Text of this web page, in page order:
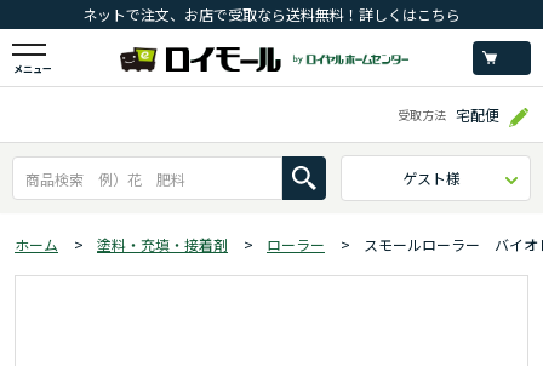
ネットで注文、お店で受取なら送料無料！詳しくはこちら
メニュー
受取方法 宅配便
ゲスト様
ホーム > 塗料・充填・接着剤 > ローラー > スモールローラー バイ